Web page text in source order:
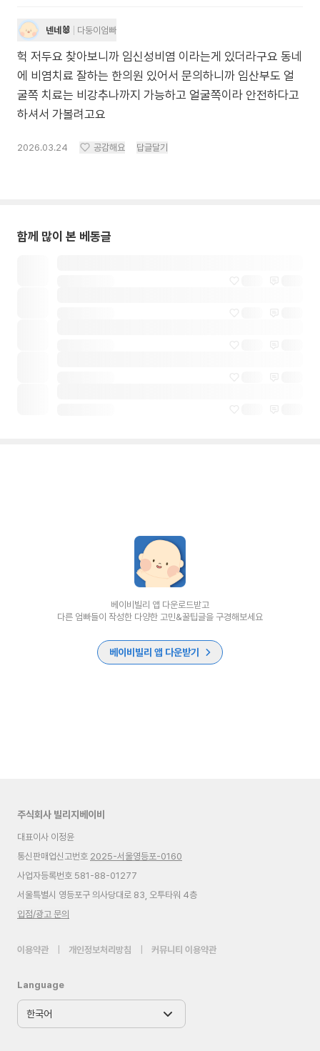
넨네🐰 다둥이엄빠
헉 저두요 찾아보니까 임신성비염 이라는게 있더라구요 동네
에 비염치료 잘하는 한의원 있어서 문의하니까 임산부도 얼
굴쪽 치료는 비강추나까지 가능하고 얼굴쪽이라 안전하다고
하셔서 가볼려고요
2026.03.24 공감해요 답글달기
함께 많이 본 베동글
베이비빌리 앱 다운로드받고
다른 엄빠들이 작성한 다양한 고민&꿀팁글을 구경해보세요
베이비빌리 앱 다운받기
주식회사 빌리지베이비
대표이사 이정윤
통신판매업신고번호 2025-서울영등포-0160
사업자등록번호 581-88-01277
서울특별시 영등포구 의사당대로 83, 오투타워 4층
입점/광고 문의
이용약관 개인정보처리방침 커뮤니티 이용약관
Language